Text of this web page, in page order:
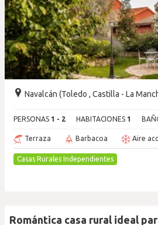
Navalcán (Toledo , Castilla - La
PERSONAS 1 - 2 HABITACIONES 1
Terraza Barbacoa Aire
Casas Rurales Independientes
Romántica casa rural ideal